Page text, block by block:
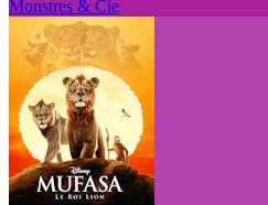
Monstres & Cie